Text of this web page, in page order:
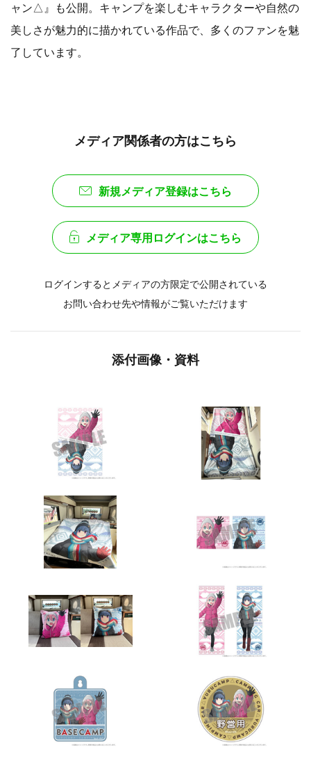
ャン△』も公開。キャンプを楽しむキャラクターや自然の
美しさが魅力的に描かれている作品で、多くのファンを魅
了しています。
メディア関係者の方はこちら
新規メディア登録はこちら
メディア専用ログインはこちら
ログインするとメディアの方限定で公開されている
お問い合わせ先や情報がご覧いただけます
添付画像・資料